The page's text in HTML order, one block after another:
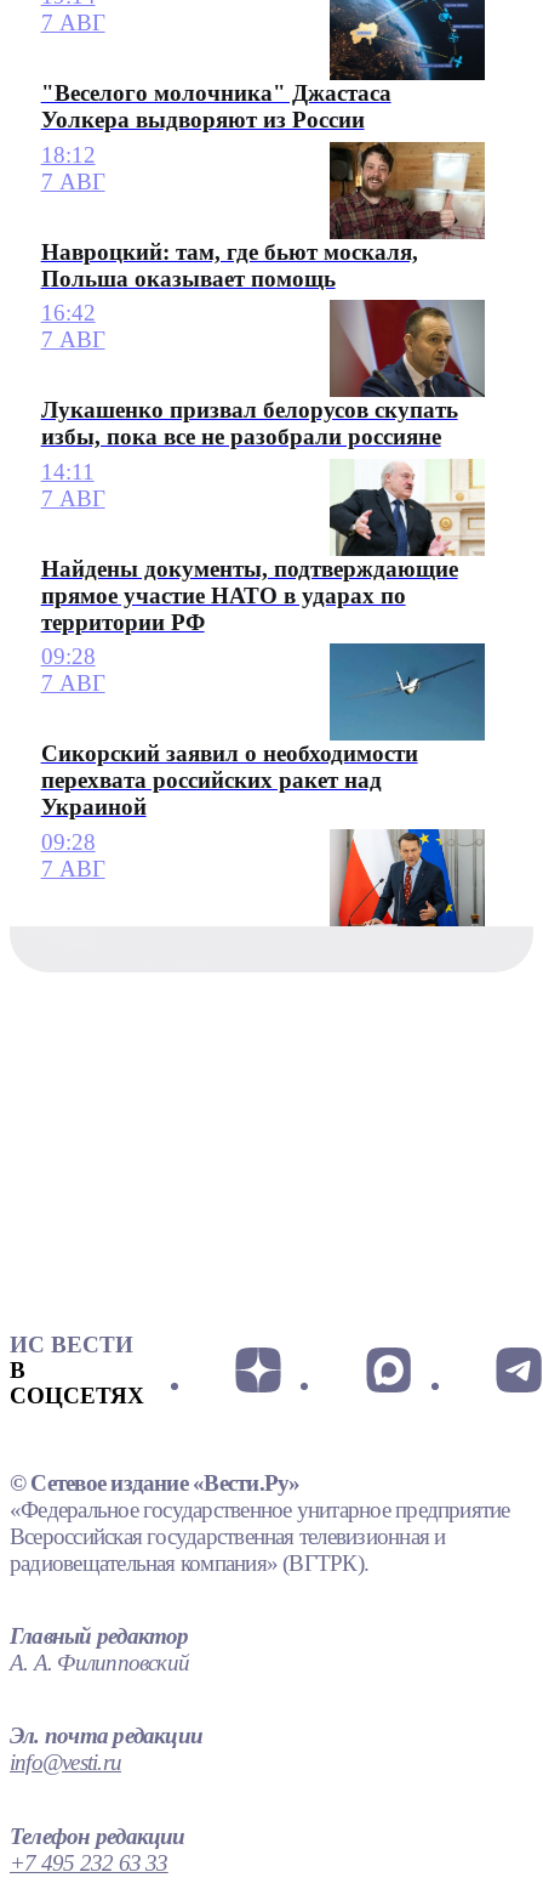
7 АВГ
"Веселого молочника" Джастаса
Уолкера выдворяют из России
18:12
7 АВГ
Навроцкий: там, где бьют москаля,
Польша оказывает помощь
16:42
7 АВГ
Лукашенко призвал белорусов скупать
избы, пока все не разобрали россияне
14:11
7 АВГ
Найдены документы, подтверждающие
прямое участие НАТО в ударах по
территории РФ
09:28
7 АВГ
Сикорский заявил о необходимости
перехвата российских ракет над
Украиной
09:28
7 АВГ
ИС ВЕСТИ
В
СОЦСЕТЯХ
© Сетевое издание «Вести.Ру»
«Федеральное государственное унитарное предприятие
Всероссийская государственная телевизионная и
радиовещательная компания» (ВГТРК).
Главный редактор
А. А. Филипповский
Эл. почта редакции
info@vesti.ru
Телефон редакции
+7 495 232 63 33